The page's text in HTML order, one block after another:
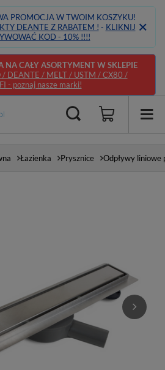
PROMOCJA W TWOIM KOSZYKU!
DEANTE Z RABATEM ! - KLIKNIJ
KOD - 10% !!!!
NA CAŁY ASORTYMENT W SKLEPIE
/ DEANTE / MELT / USTM / CX80 /
- poznaj nasze marki!
Łazienka Prysznice Odpływy liniowe